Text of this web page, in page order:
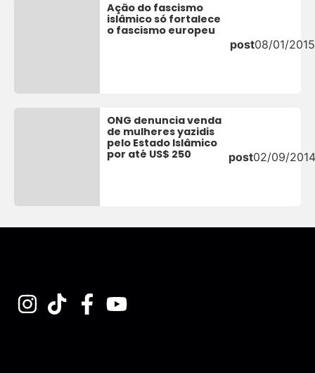
Ação do fascismo
islâmico só fortalece
o fascismo europeu
post08/01/2015
ONG denuncia venda
de mulheres yazidis
pelo Estado Islâmico
por até US$ 250
post02/09/